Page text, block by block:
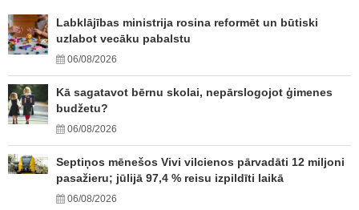
Labklājības ministrija rosina reformēt un būtiski
uzlabot vecāku pabalstu
06/08/2026
Kā sagatavot bērnu skolai, nepārslogojot ģimenes
budžetu?
06/08/2026
Septiņos mēnešos Vivi vilcienos pārvadāti 12 miljoni
pasažieru; jūlijā 97,4 % reisu izpildīti laikā
06/08/2026